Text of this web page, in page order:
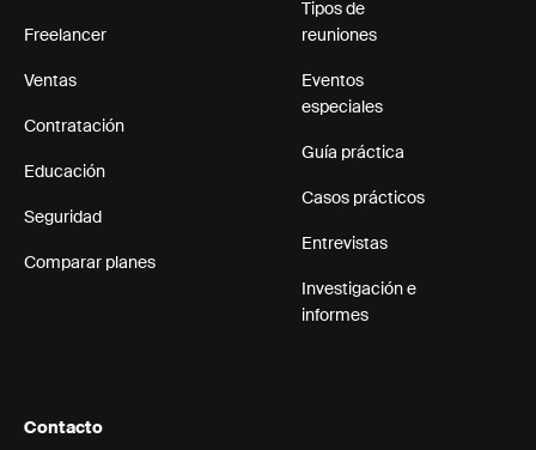
Freelancer
Ventas
Contratación
Educación
Seguridad
Comparar planes
Tipos de
reuniones
Eventos
especiales
Guía práctica
Casos prácticos
Entrevistas
Investigación e
informes
Contacto